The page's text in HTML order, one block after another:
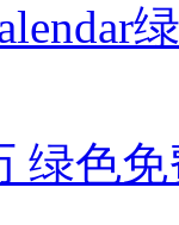
绿色